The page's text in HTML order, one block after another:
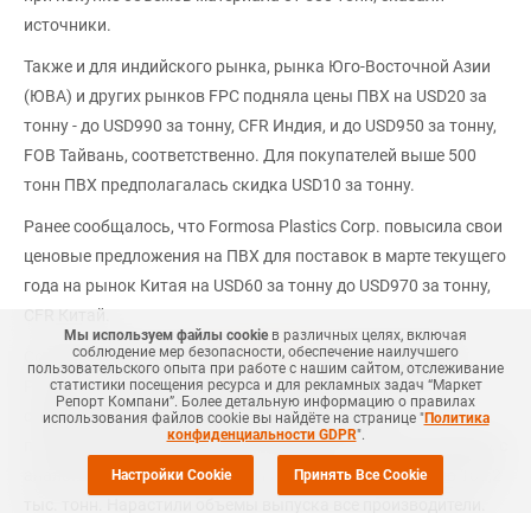
источники.
Также и для индийского рынка, рынка Юго-Восточной Азии
(ЮВА) и других рынков FPC подняла цены ПВХ на USD20 за
тонну - до USD990 за тонну, CFR Индия, и до USD950 за тонну,
FOB Тайвань, соответственно. Для покупателей выше 500
тонн ПВХ предполагалась скидка USD10 за тонну.
Ранее сообщалось, что Formosa Plastics Corp. повысила свои
ценовые предложения на ПВХ для поставок в марте текущего
года на рынок Китая на USD60 за тонну до USD970 за тонну,
CFR Китай.
Согласно данным обзораСканПласткомпании Маркет
Репорт, по итогам первых двух месяцев текущего года
суммарный объем производства несмешанного
поливинилхлорида (ПВХ) в России вырос на 9% в сравнении с
аналогичным показателем 2017 года и составил около 165,2
Мы используем файлы cookieв различных целях, включая
соблюдение мер безопасности, обеспечение наилучшего
пользовательского опыта при работе с нашим сайтом, отслеживание
статистики посещения ресурса и для рекламных задач “Маркет
Репорт Компани”. Более детальную информацию о правилах
использования файлов cookie вы найдёте на странице "Политика
конфиденциальности GDPR".
Настройки Cookie Принять Все Cookie